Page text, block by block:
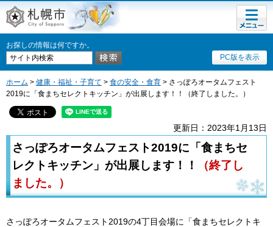
札幌市
お探しの情報は何ですか。
PC版を表示
メニュ
ー
ホーム > 健康・福祉・子育て > 食の安全・食育 > さっぽろオータムフェスト
2019に「食まちセレクトキッチン」が出展します！！（終了しました。）
更新日：2023年1月13日
さっぽろオータムフェスト2019に「食まちセ
レクトキッチン」が出展します！！
（終了し
ました。）
さっぽろオータムフェスト2019の4丁目会場に「食まちセレクトキ